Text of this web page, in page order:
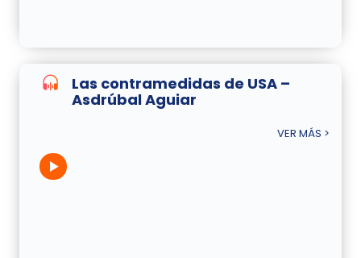
Las contramedidas de USA –
Asdrúbal Aguiar
VER MÁS >